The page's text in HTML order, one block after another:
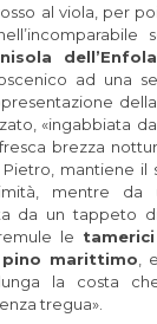
al viola, per
dell’Enfola
ad una
«ingabbiata
brezza
mantiene il
mentre
da un tappeto
le tamerici
pino marittimo ,
la costa
tregua».